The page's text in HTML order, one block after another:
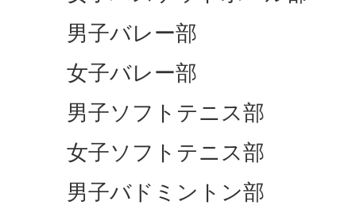
男子バレー部
女子バレー部
男子ソフトテニス部
女子ソフトテニス部
男子バドミントン部